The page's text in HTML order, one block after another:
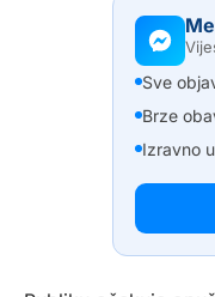
Sve
Brze
Izravno